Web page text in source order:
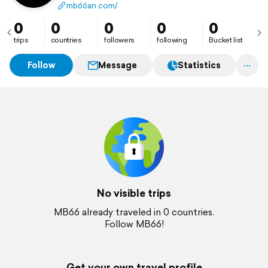
mb66an.com/
0
trips
0
countries
0
followers
0
following
0
Bucket list
Follow Message Statistics
No visible trips
MB66 already traveled in 0 countries.
Follow MB66!